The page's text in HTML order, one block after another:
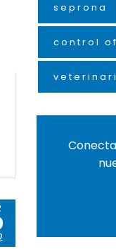
seprona
control